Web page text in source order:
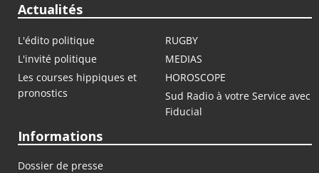
Actualités
L'édito politique
RUGBY
L'invité politique
MEDIAS
Les courses hippiques et
pronostics
HOROSCOPE
Sud Radio à votre Service avec
Fiducial
Informations
Dossier de presse